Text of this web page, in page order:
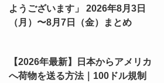
ようございます」 2026年8月3日
（月）〜8月7日（金）まとめ
【2026年最新】日本からアメリカ
へ荷物を送る方法｜100ドル規制